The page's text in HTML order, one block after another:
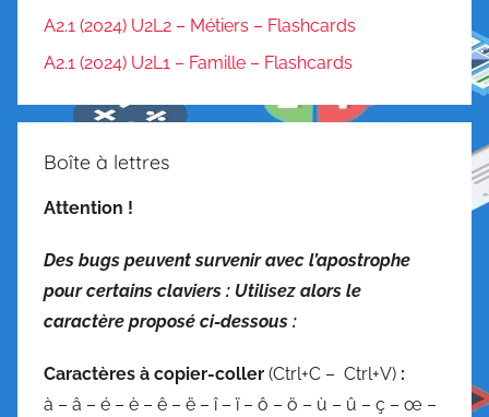
A2.1 (2024) U2L2 – Métiers – Flashcards
A2.1 (2024) U2L1 – Famille – Flashcards
Boîte à lettres
Attention !
Des bugs peuvent survenir avec l’apostrophe
pour certains claviers : Utilisez alors le
caractère proposé ci-dessous :
Caractères à copier-coller (Ctrl+C – Ctrl+V) :
à – â – é – è – ê – ë – î – ï – ô – ö – ù – û – ç – œ –